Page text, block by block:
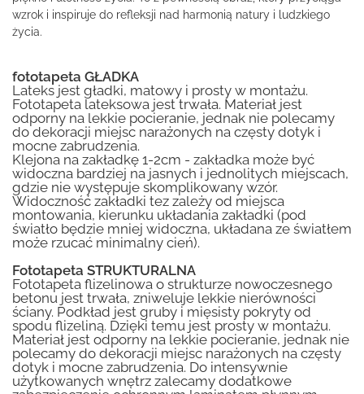
wzrok i inspiruje do refleksji nad harmonią natury i ludzkiego
życia.
fototapeta GŁADKA
Lateks jest gładki, matowy i prosty w montażu.
Fototapeta lateksowa jest trwała. Materiał jest
odporny na lekkie pocieranie, jednak nie polecamy
do dekoracji miejsc narażonych na częsty dotyk i
mocne zabrudzenia.
Klejona na zakładkę 1-2cm - zakładka może być
widoczna bardziej na jasnych i jednolitych miejscach,
gdzie nie występuje skomplikowany wzór.
Widoczność zakładki tez zależy od miejsca
montowania, kierunku układania zakładki (pod
światło będzie mniej widoczna, układana ze światłem
może rzucać minimalny cień).
Fototapeta STRUKTURALNA
Fototapeta flizelinowa o strukturze nowoczesnego
betonu jest trwała, zniweluje lekkie nierówności
ściany. Podkład jest gruby i mięsisty pokryty od
spodu flizeliną. Dzięki temu jest prosty w montażu.
Materiał jest odporny na lekkie pocieranie, jednak nie
polecamy do dekoracji miejsc narażonych na częsty
dotyk i mocne zabrudzenia. Do intensywnie
użytkowanych wnętrz zalecamy dodatkowe